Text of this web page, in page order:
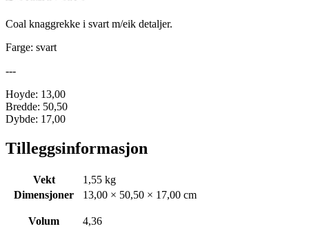
Coal knaggrekke i svart m/eik detaljer.
Farge: svart
---
Hoyde: 13,00
Bredde: 50,50
Dybde: 17,00
Tilleggsinformasjon
Vekt
1,55 kg
Dimensjoner
13,00 × 50,50 × 17,00 cm
Volum 4,36